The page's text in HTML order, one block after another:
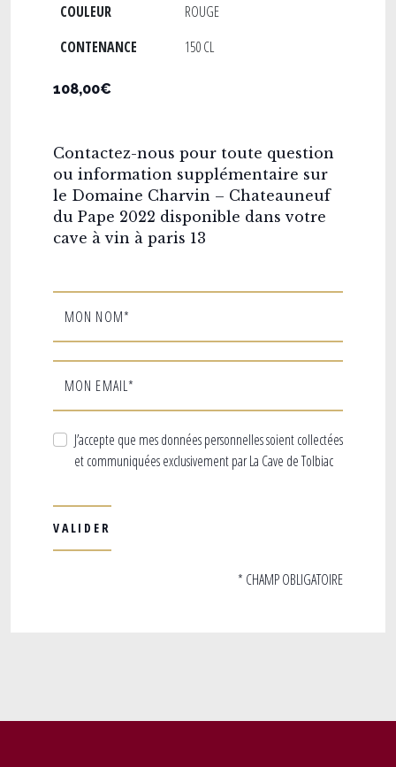
COULEUR
ROUGE
CONTENANCE
150 CL
108,00€
Contactez-nous pour toute question
ou information supplémentaire sur
le Domaine Charvin – Chateauneuf
du Pape 2022 disponible dans votre
cave à vin à paris 13
MON NOM*
MON EMAIL*
J’accepte que mes données personnelles soient collectées
et communiquées exclusivement par La Cave de Tolbiac
* CHAMP OBLIGATOIRE